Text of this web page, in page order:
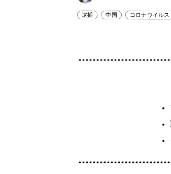
逮捕 中国 コロナウイルス